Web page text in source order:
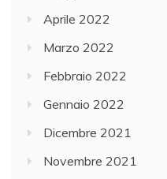
Aprile 2022
Marzo 2022
Febbraio 2022
Gennaio 2022
Dicembre 2021
Novembre 2021